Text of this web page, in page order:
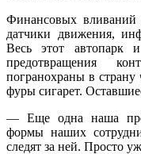
Финансовых вливаний
датчики движения,
Весь этот автопарк
предотвращения
погранохраны в страну
фуры сигарет.
— Еще одна наша
формы наших
следят за ней. Просто